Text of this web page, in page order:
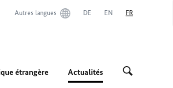
Autres langues DE EN FR
étrangère Actualités